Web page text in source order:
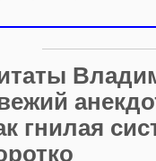
гнилая